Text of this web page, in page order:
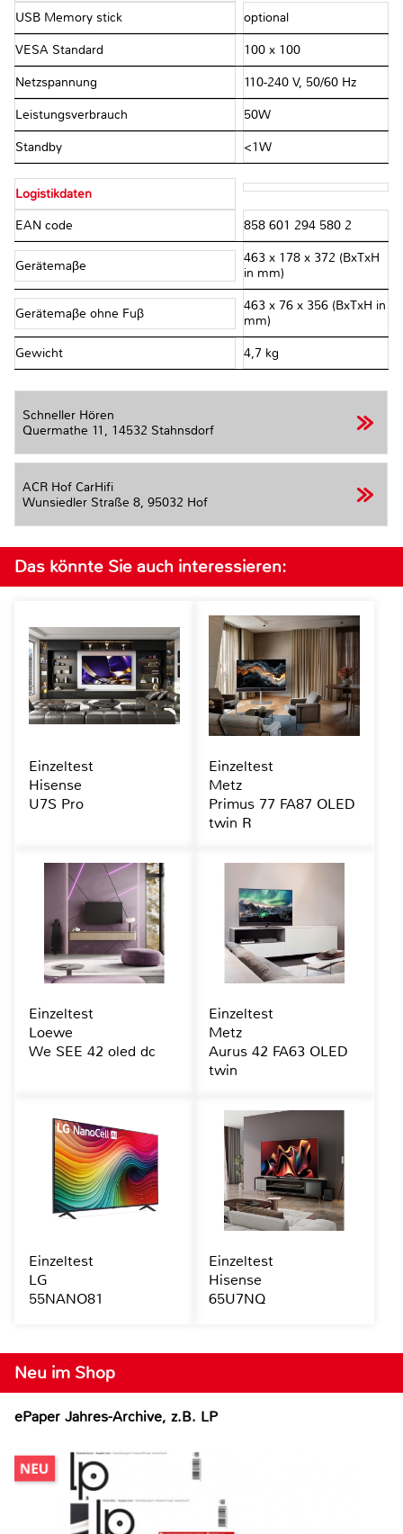
USB Memory stick optional
VESA Standard 100 x 100
Netzspannung 110-240 V, 50/60 Hz
Leistungsverbrauch 50W
Standby <1W
Logistikdaten
EAN code 858 601 294 580 2
Gerätemaβe
463 x 178 x 372 (BxTxH
in mm)
Gerätemaβe ohne Fuβ
463 x 76 x 356 (BxTxH in
mm)
Gewicht 4,7 kg
Schneller Hören
Quermathe 11, 14532 Stahnsdorf
ACR Hof CarHifi
Wunsiedler Straße 8, 95032 Hof
Neu im Shop
ePaper Jahres-Archive, z.B. LP
Das könnte Sie auch interessieren:
Einzeltest
Hisense
U7S Pro
Einzeltest
Metz
Primus 77 FA87 OLED
twin R
Einzeltest
Loewe
We SEE 42 oled dc
Einzeltest
Metz
Aurus 42 FA63 OLED
twin
Einzeltest
LG
55NANO81
Einzeltest
Hisense
65U7NQ